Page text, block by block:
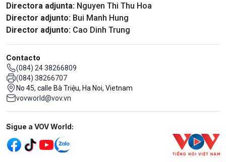
Directora adjunta: Nguyen Thi Thu Hoa
Director adjunto: Bui Manh Hung
Director adjunto: Cao Dinh Trung
Contacto
(084) 24 38266809
(084) 38266707
No 45, calle Bà Triệu, Ha Noi, Vietnam
vovworld@vov.vn
Mạng xã hội
Sigue a VOV World: